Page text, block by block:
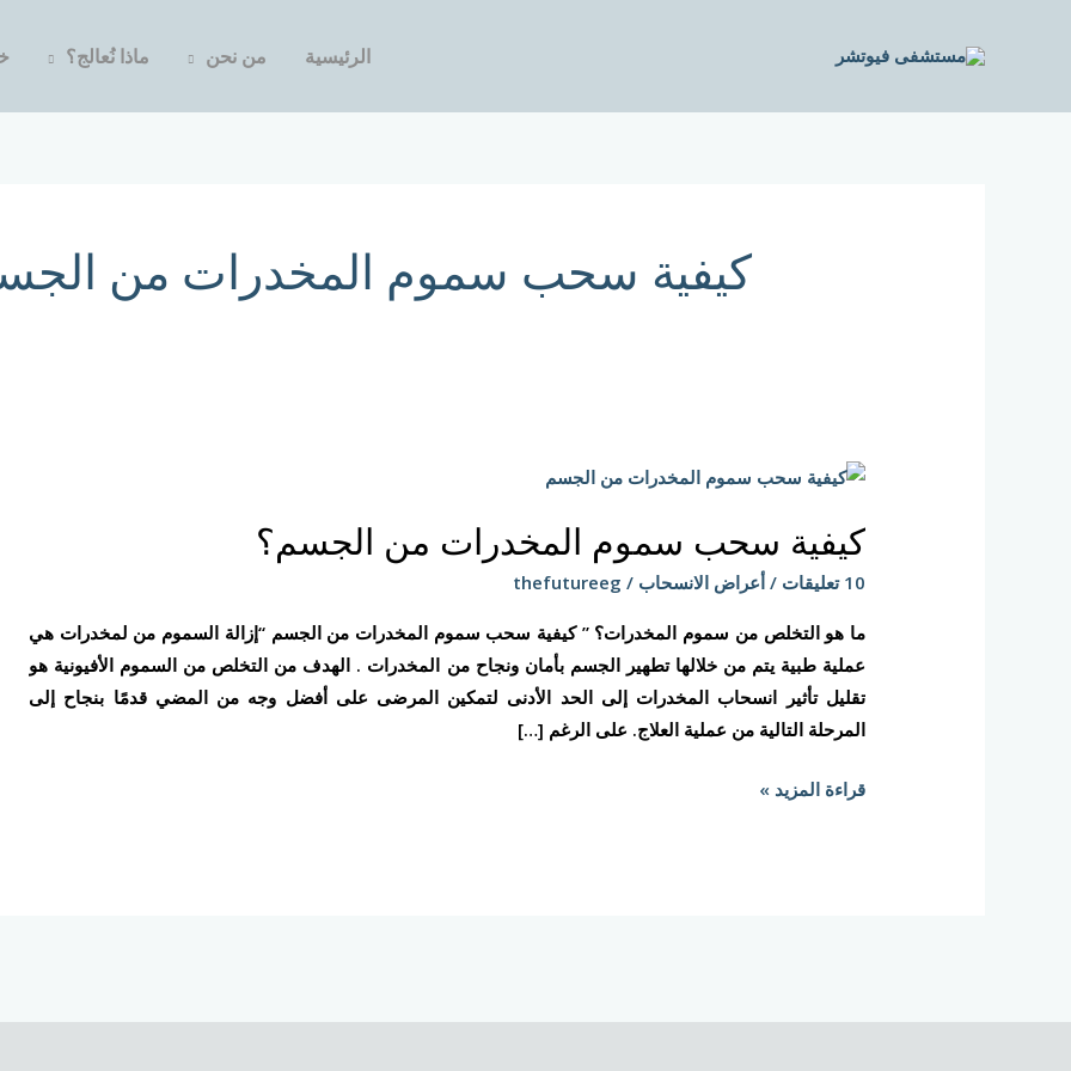
الرئيسية من نحن ماذا نُعالج؟
كيفية سحب سموم المخدرات من
كيفية سحب سموم المخدرات من الجسم؟
10 تعليقات /أعراض الانسحاب /
thefutureeg
ما هو التخلص من سموم المخدرات؟ ” كيفية سحب سموم المخدرات من الجسم “إزالة السموم من لمخدرات هي
عملية طبية يتم من خلالها تطهير الجسم بأمان ونجاح من المخدرات . الهدف من التخلص من السموم الأفيونية هو
تقليل تأثير انسحاب المخدرات إلى الحد الأدنى لتمكين المرضى على أفضل وجه من المضي قدمًا بنجاح إلى
المرحلة التالية من عملية العلاج. على الرغم […]
كيفية
سموم
المخدرات
الجسم؟
قراءة المزيد »